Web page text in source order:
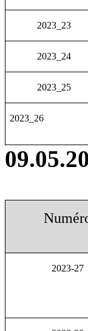
2023_23
2023_24
2023_25
2023_26
2023-27